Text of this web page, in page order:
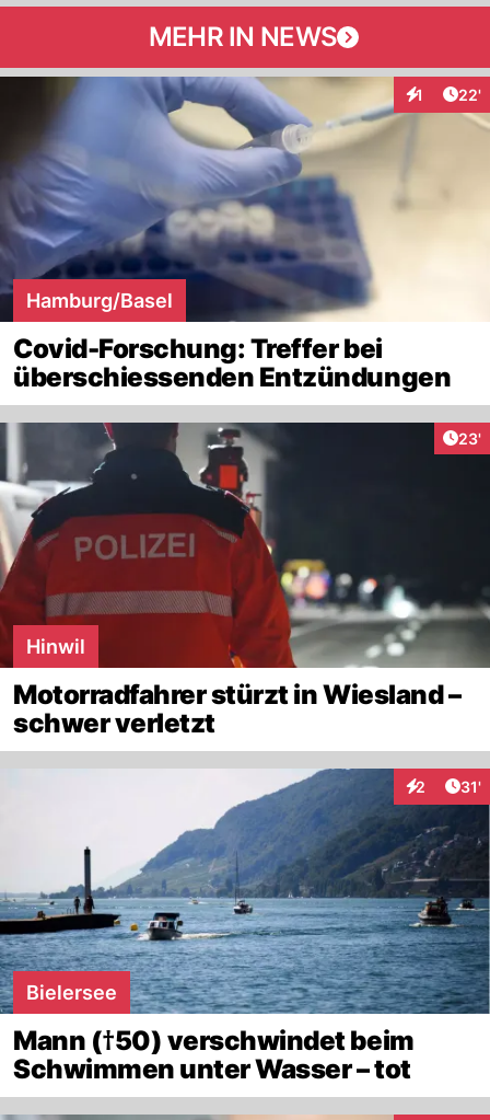
MEHR IN NEWS
1 22'
Hamburg/Basel
Covid-Forschung: Treffer bei
überschiessenden Entzündungen
23'
Hinwil
Motorradfahrer stürzt in Wiesland –
schwer verletzt
2 31'
Bielersee
Mann (†50) verschwindet beim
Schwimmen unter Wasser – tot